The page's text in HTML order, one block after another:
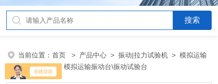
当前位置：首页 > 产品中心 >振动|拉力试验机 >模拟运输
振动试验台> 模拟运输振动台\振动试验台